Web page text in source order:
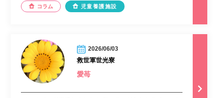
コラム 児童養護施設
2026/06/03
救世軍世光寮
愛苺